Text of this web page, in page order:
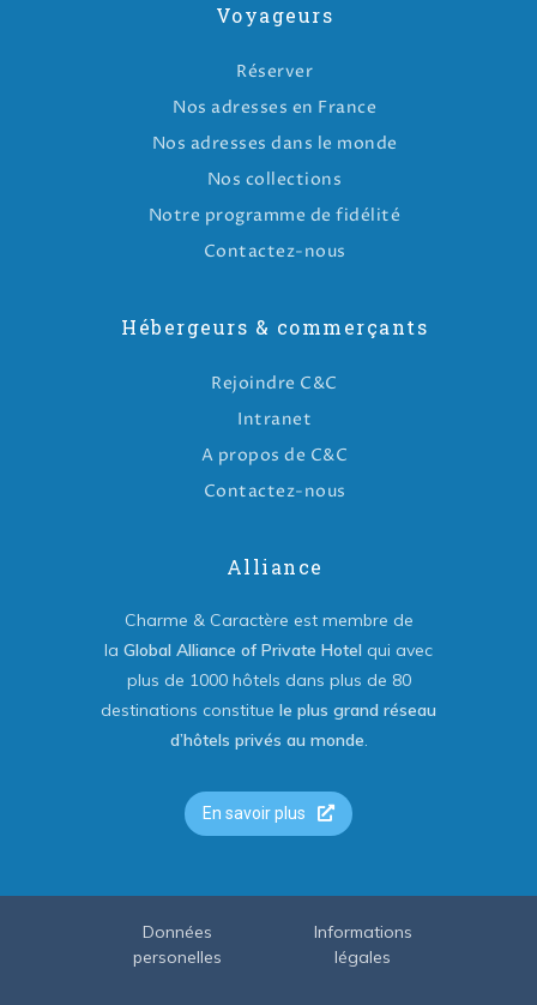
Voyageurs
Réserver
Nos adresses en France
Nos adresses dans le monde
Nos collections
Notre programme de fidélité
Contactez-nous
Hébergeurs & commerçants
Rejoindre C&C
Intranet
A propos de C&C
Contactez-nous
Alliance
Charme & Caractère est membre de
la Global Alliance of Private Hotel qui avec
plus de 1000 hôtels dans plus de 80
destinations constitue le plus grand réseau
d’hôtels privés au monde.
En savoir plus
Données
personelles
Informations
légales